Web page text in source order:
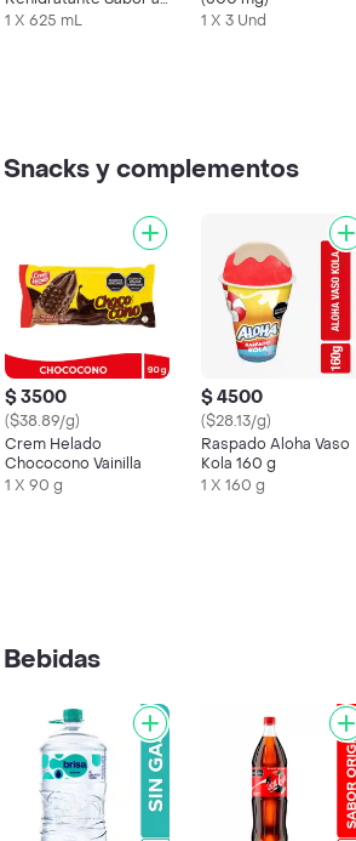
Maracuyá
1 X 625 mL
1 X 3 Und
Snacks y complementos
$ 3500
($38.89/g)
Crem Helado
Chococono Vainilla
1 X 90 g
$ 4500
($28.13/g)
Raspado Aloha Vaso
Kola 160 g
1 X 160 g
Bebidas